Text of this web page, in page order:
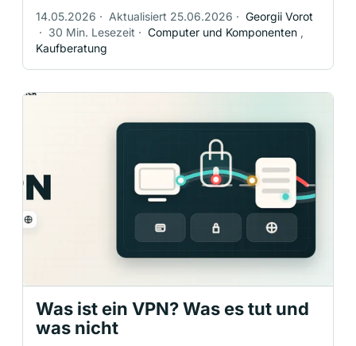
Prozessor für die Art und Weise, wie dein PC
tatsächlich genutzt wird: …
14.05.2026 · Aktualisiert 25.06.2026 · Georgii Vorot
· 30 Min. Lesezeit · Computer und Komponenten ,
Kaufberatung
Was ist ein VPN? Was es tut und
was nicht